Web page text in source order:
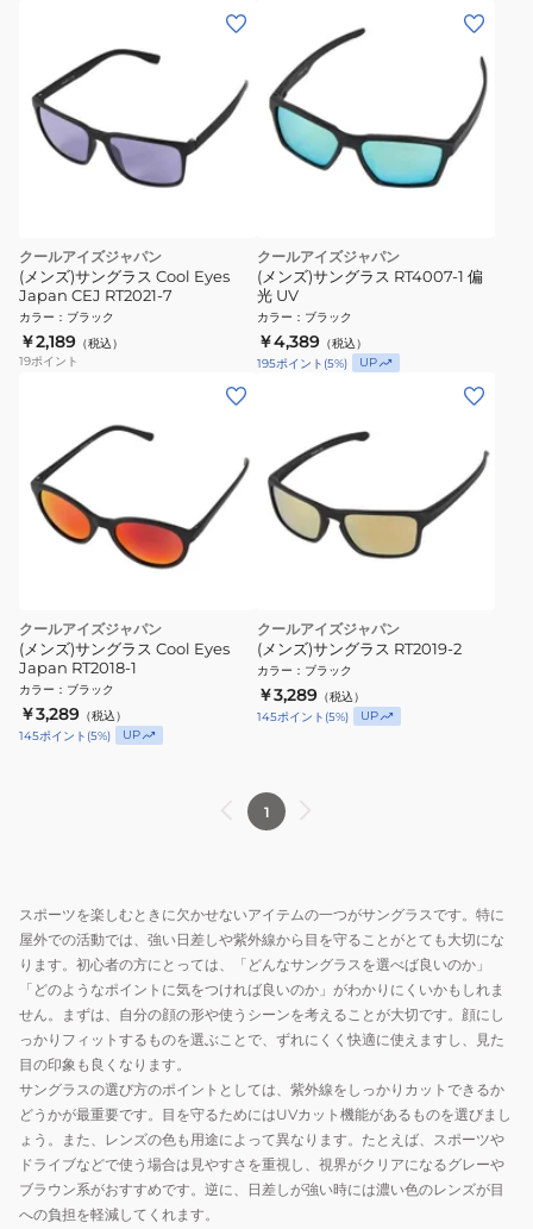
クールアイズジャパン
(メンズ)サングラス Cool Eyes
Japan CEJ RT2021-7
カラー ： ブラック
￥2,189 （税込）
19ポイント
クールアイズジャパン
(メンズ)サングラス RT4007-1 偏
光 UV
カラー ： ブラック
￥4,389 （税込）
195ポイント (5%) UP
クールアイズジャパン
(メンズ)サングラス Cool Eyes
Japan RT2018-1
カラー ： ブラック
￥3,289 （税込）
145ポイント (5%) UP
クールアイズジャパン
(メンズ)サングラス RT2019-2
カラー ： ブラック
￥3,289 （税込）
145ポイント (5%) UP
1
スポーツを楽しむときに欠かせないアイテムの一つがサングラスです。特に
屋外での活動では、強い日差しや紫外線から目を守ることがとても大切にな
ります。初心者の方にとっては、「どんなサングラスを選べば良いのか」
「どのようなポイントに気をつければ良いのか」がわかりにくいかもしれま
せん。まずは、自分の顔の形や使うシーンを考えることが大切です。顔にし
っかりフィットするものを選ぶことで、ずれにくく快適に使えますし、見た
目の印象も良くなります。
サングラスの選び方のポイントとしては、紫外線をしっかりカットできるか
どうかが最重要です。目を守るためにはUVカット機能があるものを選びまし
ょう。また、レンズの色も用途によって異なります。たとえば、スポーツや
ドライブなどで使う場合は見やすさを重視し、視界がクリアになるグレーや
ブラウン系がおすすめです。逆に、日差しが強い時には濃い色のレンズが目
への負担を軽減してくれます。